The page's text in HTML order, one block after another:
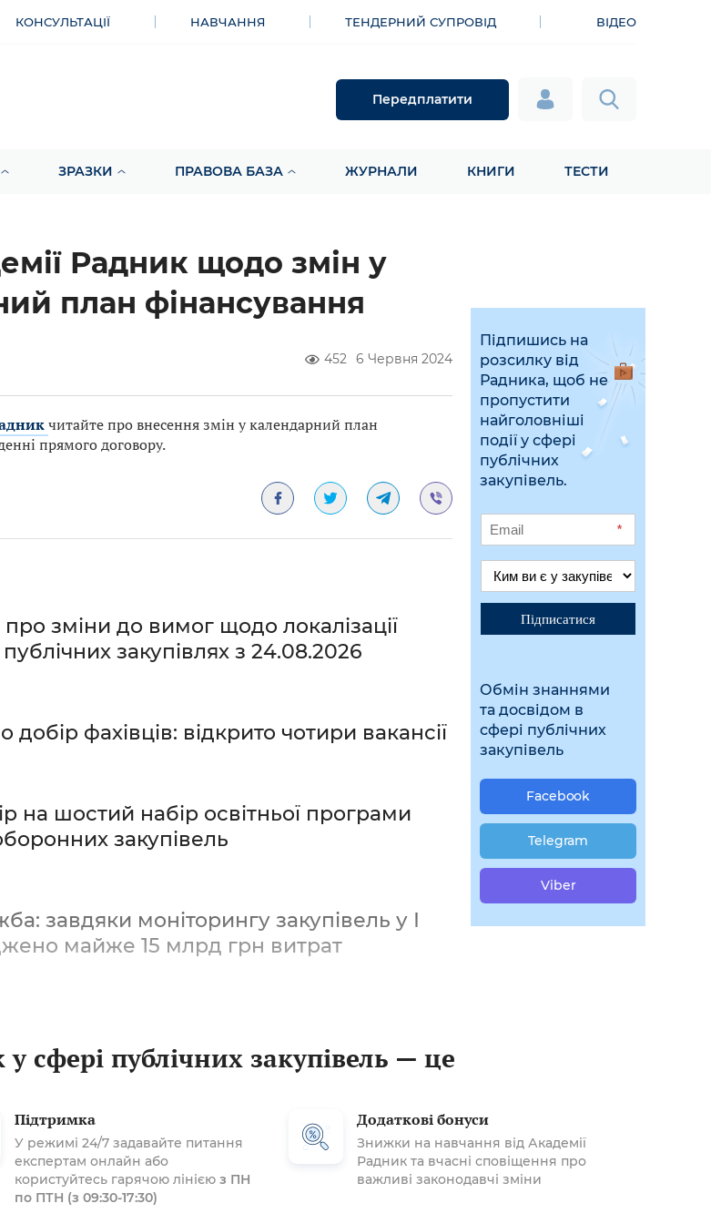
КОНСУЛЬТАЦІЇ НАВЧАННЯ ТЕНДЕРНИЙ СУПРОВІД ВІДЕО
Передплатити
ЗРАЗКИ ПРАВОВА БАЗА ЖУРНАЛИ КНИГИ ТЕСТИ
Радник щодо змін у
план фінансування
452 6 Червня 2024
читайте про внесення змін у календарний план
прямого договору.
зміни до вимог щодо локалізації
закупівлях з 24.08.2026
фахівців: відкрито чотири вакансії
на шостий набір освітньої програми
закупівель
завдяки моніторингу закупівель у І
майже 15 млрд грн витрат
Підпишись на
розсилку від
Радника, щоб не
пропустити
найголовніші
події у сфері
публічних
закупівель.
*
Підписатися
Обмін знаннями
та досвідом в
сфері публічних
закупівель
Facebook
Telegram
Viber
сфері публічних закупівель — це
Підтримка
У режимі 24/7 задавайте питання
експертам онлайн або
користуйтесь гарячою лінією з ПН
по ПТН (з 09:30-17:30)
Додаткові бонуси
Знижки на навчання від Академії
Радник та вчасні сповіщення про
важливі законодавчі зміни